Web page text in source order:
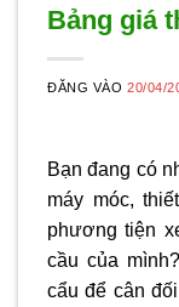
Bảng giá
ĐĂNG VÀO20/04/
Bạn đang có
máy móc,
phương tiện
cầu của
cẩu để cân